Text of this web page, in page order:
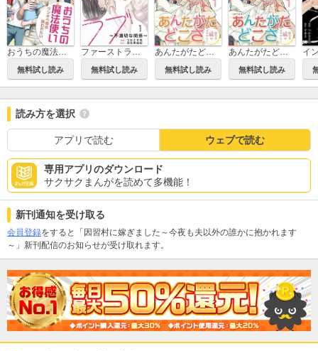
おうちの魔法使い ワンオペ母は救われたい
無料試し読み
ファーストラブ～不適切な関係～
無料試し読み
あんたがたどこさ 田舎の嫁はむずかしい
無料試し読み
あんたがたどこさ 田舎の嫁はむずかしい【単行本版】
無料試し読み
読み方を選択
アプリで読む ウェブで読む
専用アプリのダウンロード
サクサクまんがを読めて多機能！
新刊通知を受け取る
会員登録をすると「因習村に嫁ぎました～今夜も夫以外の誰かに抱かれます
～」新刊配信のお知らせが受け取れます。